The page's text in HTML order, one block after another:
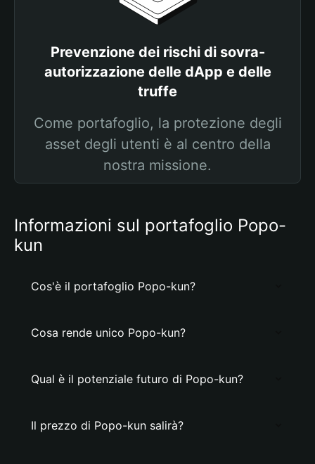
Prevenzione dei rischi di sovra-
autorizzazione delle dApp e delle
truffe
Come portafoglio, la protezione degli
asset degli utenti è al centro della
nostra missione.
Informazioni sul portafoglio Popo-
kun
Cos'è il portafoglio Popo-kun?
Cosa rende unico Popo-kun?
Qual è il potenziale futuro di Popo-kun?
Il prezzo di Popo-kun salirà?